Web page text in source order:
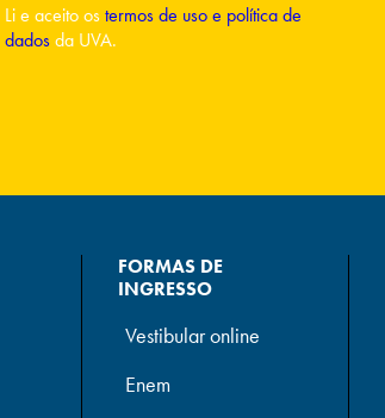
Li e aceito ostermos de uso e política de
dadosda UVA.
FORMAS DE
INGRESSO
Vestibular online
Enem